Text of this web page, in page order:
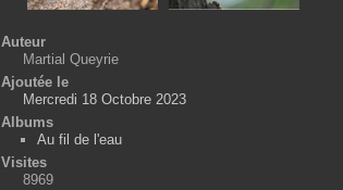
Auteur
Martial Queyrie
Ajoutée le
Mercredi 18 Octobre 2023
Albums
Au fil de l'eau
Visites
8969